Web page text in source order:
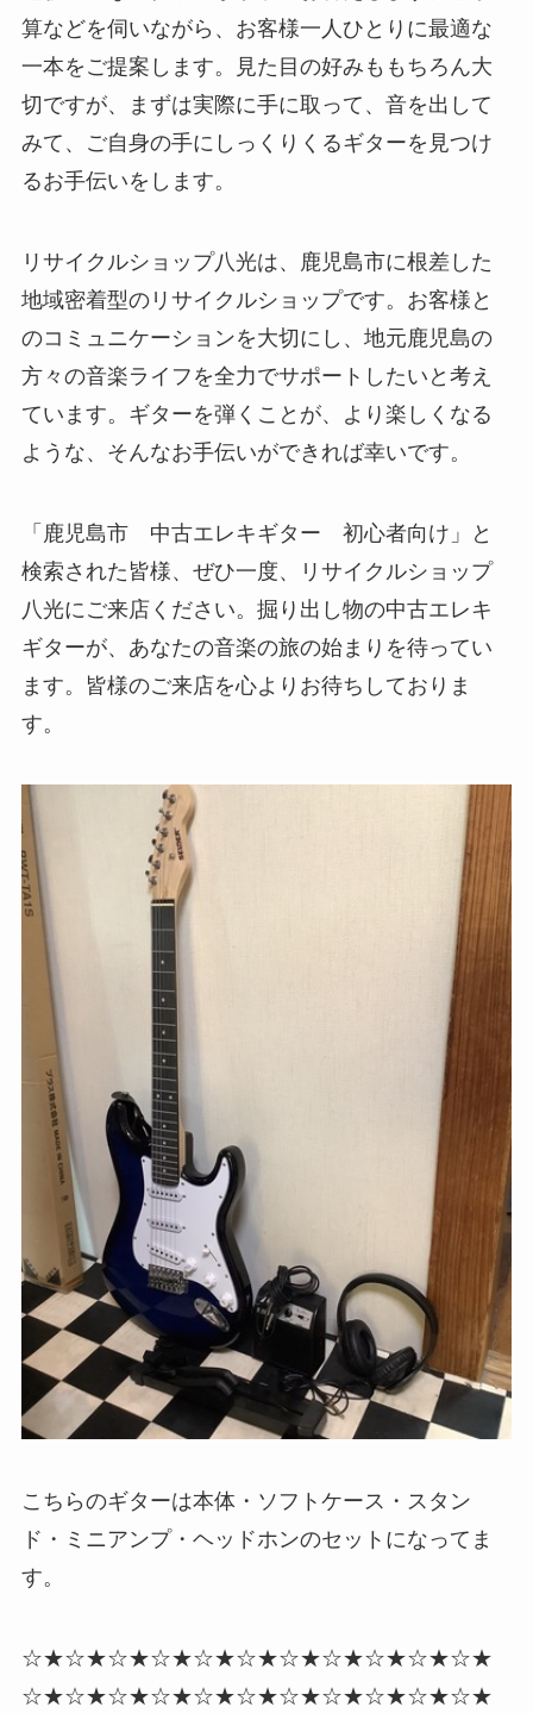
算などを伺いながら、お客様一人ひとりに最適な
一本をご提案します。見た目の好みももちろん大
切ですが、まずは実際に手に取って、音を出して
みて、ご自身の手にしっくりくるギターを見つけ
るお手伝いをします。
リサイクルショップ八光は、鹿児島市に根差した
地域密着型のリサイクルショップです。お客様と
のコミュニケーションを大切にし、地元鹿児島の
方々の音楽ライフを全力でサポートしたいと考え
ています。ギターを弾くことが、より楽しくなる
ような、そんなお手伝いができれば幸いです。
「鹿児島市 中古エレキギター 初心者向け」と
検索された皆様、ぜひ一度、リサイクルショップ
八光にご来店ください。掘り出し物の中古エレキ
ギターが、あなたの音楽の旅の始まりを待ってい
ます。皆様のご来店を心よりお待ちしておりま
す。
こちらのギターは本体・ソフトケース・スタン
ド・ミニアンプ・ヘッドホンのセットになってま
す。
☆★☆★☆★☆★☆★☆★☆★☆★☆★☆★☆★
☆★☆★☆★☆★☆★☆★☆★☆★☆★☆★☆★